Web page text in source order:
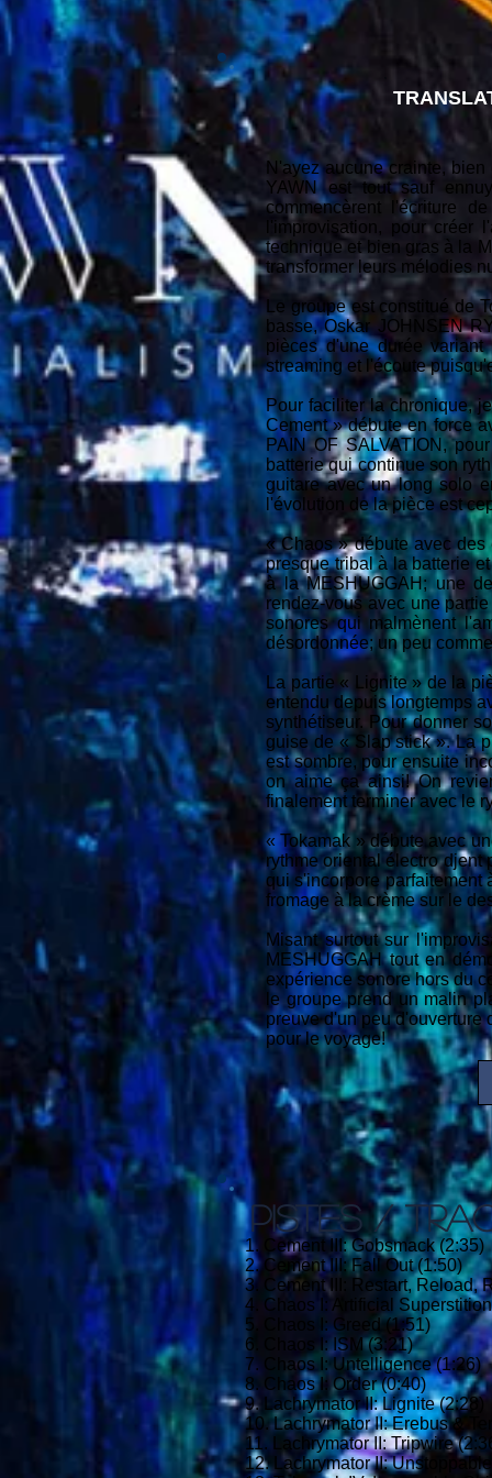
N'ayez aucune crainte,
YAWN est tout sauf
commencèrent l'écriture
l'improvisation, pour
technique et bien gras à la
transformer leurs mélodies
Le groupe est constitué de
basse, Oskar JOHNSEN
pièces d'une durée
streaming et l'écoute
Pour faciliter la chronique,
Cement » débute en force
PAIN OF SALVATION,
batterie qui continue son
guitare avec un long solo
l'évolution de la pièce est
« Chaos » débute avec des
presque tribal à la batterie
à la MESHUGGAH; une
rendez-vous avec une
sonores qui malmènent
désordonnée; un peu
La partie « Lignite » de la
entendu depuis longtemps
synthétiseur. Pour donner
guise de « Slap stick ». La
est sombre, pour ensuite
on aime ça ainsi! On
finalement terminer avec le
« Tokamak » débute avec
rythme oriental électro djent
qui s'incorpore parfaitement
fromage à la crème sur le
Misant surtout sur
MESHUGGAH tout en
expérience sonore hors du
le groupe prend un malin
preuve d'un peu d'ouverture
pour le voyage!
PISTES /
1. Cement III: Gobsmack (2:35)
2. Cement III: Fall Out (1:50)
3. Cement III: Restart, Reload,
4. Chaos I: Artificial
5. Chaos I: Greed (1:51)
6. Chaos I: ISM (3:21)
7. Chaos I: Untelligence (1:26)
8. Chaos I: Order (0:40)
9. Lachrymator II: Lignite (2:28)
10. Lachrymator II: Erebus &
11. Lachrymator II: Tripwire
12. Lachrymator II: